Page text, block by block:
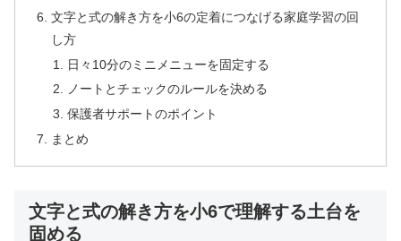
文字と式の解き方を小6の定着につなげる家庭学習の回
し方
日々10分のミニメニューを固定する
ノートとチェックのルールを決める
保護者サポートのポイント
まとめ
文字と式の解き方を小6で理解する土台を
固める